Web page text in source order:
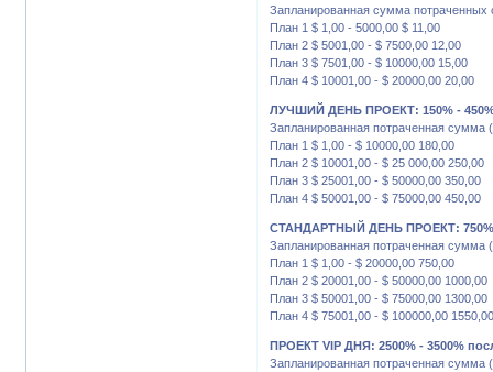
Запланированная сумма
План 1 $ 1,00 - 5000,00 $ 11,00
План 2 $ 5001,00 - $ 7500,00 12,00
План 3 $ 7501,00 - $ 10000,00 15,00
План 4 $ 10001,00 - $ 20000,00 20,00
ЛУЧШИЙ ДЕНЬ ПРОЕКТ: 150% -
Запланированная потраченная сумма
План 1 $ 1,00 - $ 10000,00 180,00
План 2 $ 10001,00 - $ 25 000,00 250,00
План 3 $ 25001,00 - $ 50000,00 350,00
План 4 $ 50001,00 - $ 75000,00 450,00
СТАНДАРТНЫЙ ДЕНЬ ПРОЕКТ: 750% -
Запланированная потраченная сумма
План 1 $ 1,00 - $ 20000,00 750,00
План 2 $ 20001,00 - $ 50000,00 1000,00
План 3 $ 50001,00 - $ 75000,00 1300,00
План 4 $ 75001,00 - $ 100000,00
ПРОЕКТ VIP ДНЯ: 2500% - 3500%
Запланированная потраченная сумма